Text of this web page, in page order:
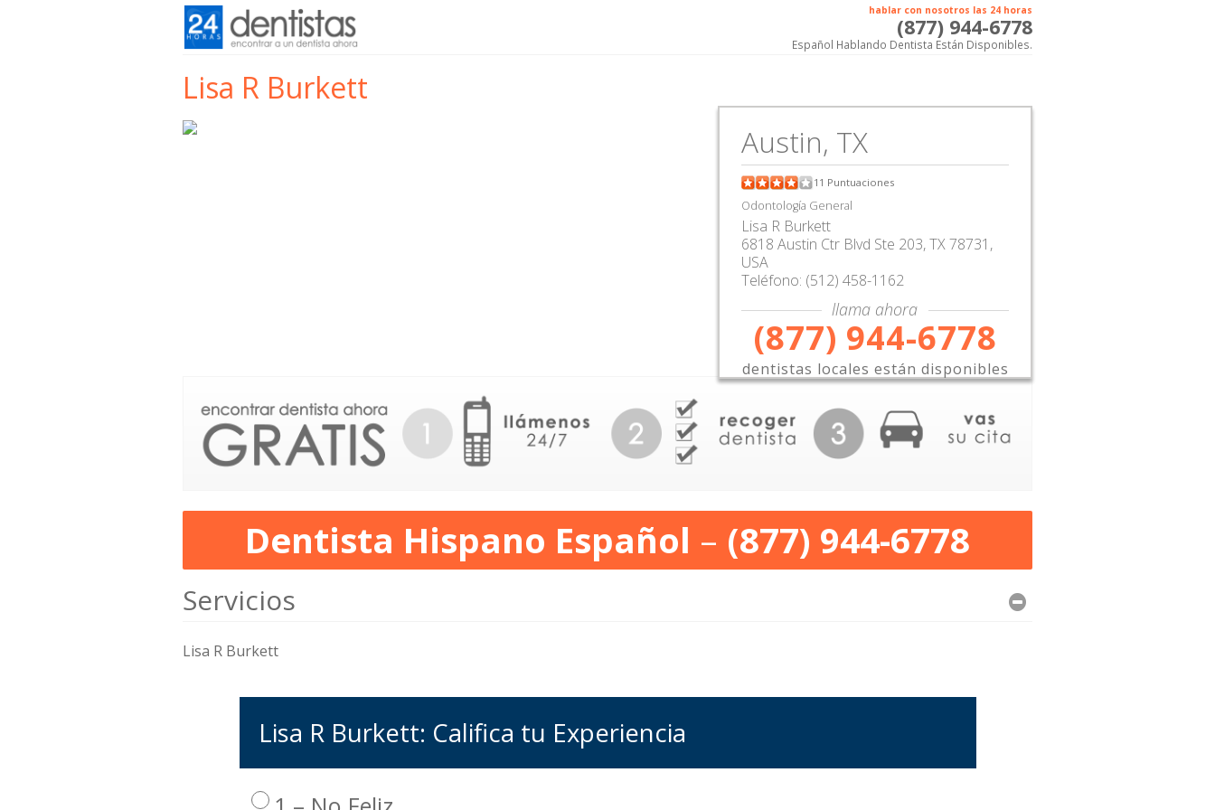
hablar con nosotros las 24 horas
(877) 944-6778
Español Hablando Dentista Están Disponibles.
Lisa R Burkett
Austin, TX
11 Puntuaciones
Odontología General
Lisa R Burkett
6818 Austin Ctr Blvd Ste 203,TX78731,
USA
Teléfono: (512) 458-1162
llama ahora
(877) 944-6778
dentistas locales están disponibles
Dentista Hispano Español – (877) 944-6778
Servicios
Lisa R Burkett
Lisa R Burkett: Califica tu Experiencia